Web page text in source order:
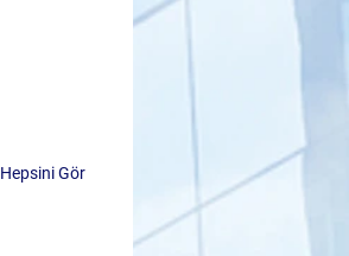
Hepsini Gör